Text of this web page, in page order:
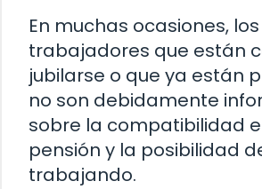
En muchas ocasiones, los
trabajadores que están
jubilarse o que ya están
no son debidamente
sobre la compatibilidad
pensión y la posibilidad
trabajando.